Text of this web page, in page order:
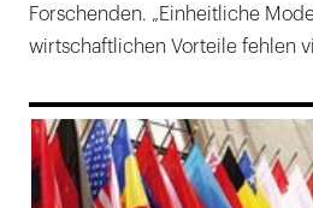
Forschenden. „Einheitliche
wirtschaftlichen Vorteile fehlen
169